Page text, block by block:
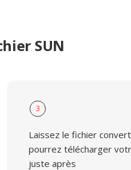
SUN
3
Laissez le fichier
pourrez télécharger
juste après